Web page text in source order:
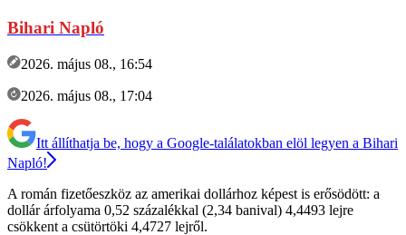
Bihari Napló
2026. május 08., 16:54
2026. május 08., 17:04
Itt állíthatja be, hogy a Google-találatokban elöl legyen a Bihari
Napló!
A román fizetőeszköz az amerikai dollárhoz képest is erősödött: a
dollár árfolyama 0,52 százalékkal (2,34 banival) 4,4493 lejre
csökkent a csütörtöki 4,4727 lejről.